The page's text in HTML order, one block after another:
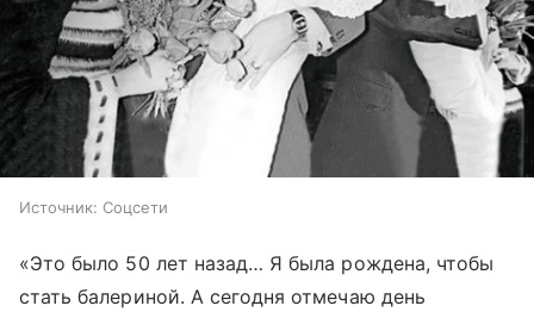
Источник: Соцсети
«Это было 50 лет назад… Я была рождена, чтобы
стать балериной. А сегодня отмечаю день